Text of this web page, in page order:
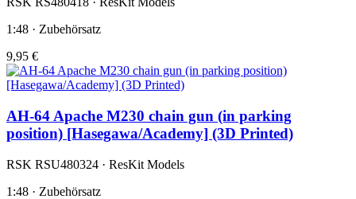
1:48 · Zubehörsatz
9,95 €
AH-64 Apache M230 chain gun (in parking
position) [Hasegawa/Academy] (3D Printed)
RSK RSU480324 · ResKit Models
1:48 · Zubehörsatz